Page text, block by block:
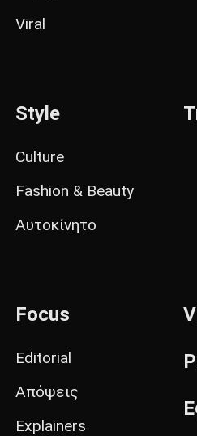
Viral
Style
Culture
Fashion & Beauty
Αυτοκίνητο
Focus
Editorial
Απόψεις
Explainers